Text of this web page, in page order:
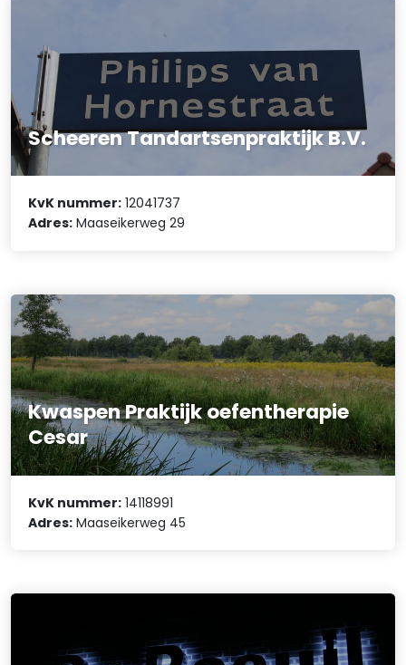
Scheeren Tandartsenpraktijk B.V.
KvK nummer: 12041737
Adres: Maaseikerweg 29
Kwaspen Praktijk oefentherapie
Cesar
KvK nummer: 14118991
Adres: Maaseikerweg 45